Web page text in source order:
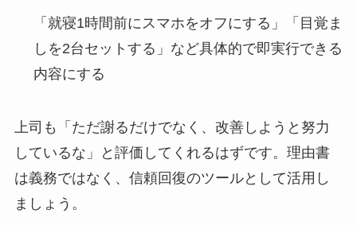
「就寝1時間前にスマホをオフにする」「目覚ま
しを2台セットする」など具体的で即実行できる
内容にする
上司も「ただ謝るだけでなく、改善しようと努力
しているな」と評価してくれるはずです。理由書
は義務ではなく、信頼回復のツールとして活用し
ましょう。